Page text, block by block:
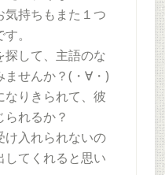
気持ちもまた１つ
。
探して、主語のな
ませんか？(・∀・)
なりきられて、彼
られるか？
け入れられないの
してくれると思い